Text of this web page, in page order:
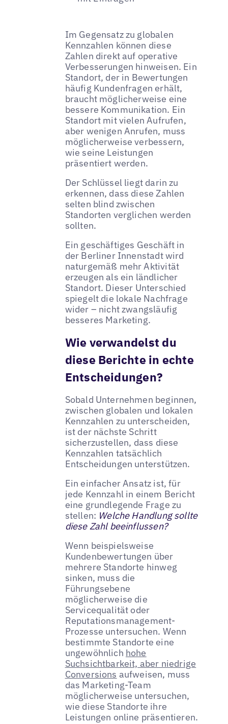
Im Gegensatz zu globalen
Kennzahlen können diese
Zahlen direkt auf operative
Verbesserungen hinweisen. Ein
Standort, der in Bewertungen
häufig Kundenfragen erhält,
braucht möglicherweise eine
bessere Kommunikation. Ein
Standort mit vielen Aufrufen,
aber wenigen Anrufen, muss
möglicherweise verbessern,
wie seine Leistungen
präsentiert werden.
Der Schlüssel liegt darin zu
erkennen, dass diese Zahlen
selten blind zwischen
Standorten verglichen werden
sollten.
Ein geschäftiges Geschäft in
der Berliner Innenstadt wird
naturgemäß mehr Aktivität
erzeugen als ein ländlicher
Standort. Dieser Unterschied
spiegelt die lokale Nachfrage
wider – nicht zwangsläufig
besseres Marketing.
Wie verwandelst du
diese Berichte in echte
Entscheidungen?
Sobald Unternehmen beginnen,
zwischen globalen und lokalen
Kennzahlen zu unterscheiden,
ist der nächste Schritt
sicherzustellen, dass diese
Kennzahlen tatsächlich
Entscheidungen unterstützen.
Ein einfacher Ansatz ist, für
jede Kennzahl in einem Bericht
eine grundlegende Frage zu
stellen: Welche Handlung sollte
diese Zahl beeinflussen?
Wenn beispielsweise
Kundenbewertungen über
mehrere Standorte hinweg
sinken, muss die
Führungsebene
möglicherweise die
Servicequalität oder
Reputationsmanagement-
Prozesse untersuchen. Wenn
bestimmte Standorte eine
ungewöhnlich hohe
Suchsichtbarkeit, aber niedrige
Conversions aufweisen, muss
das Marketing-Team
möglicherweise untersuchen,
wie diese Standorte ihre
Leistungen online präsentieren.